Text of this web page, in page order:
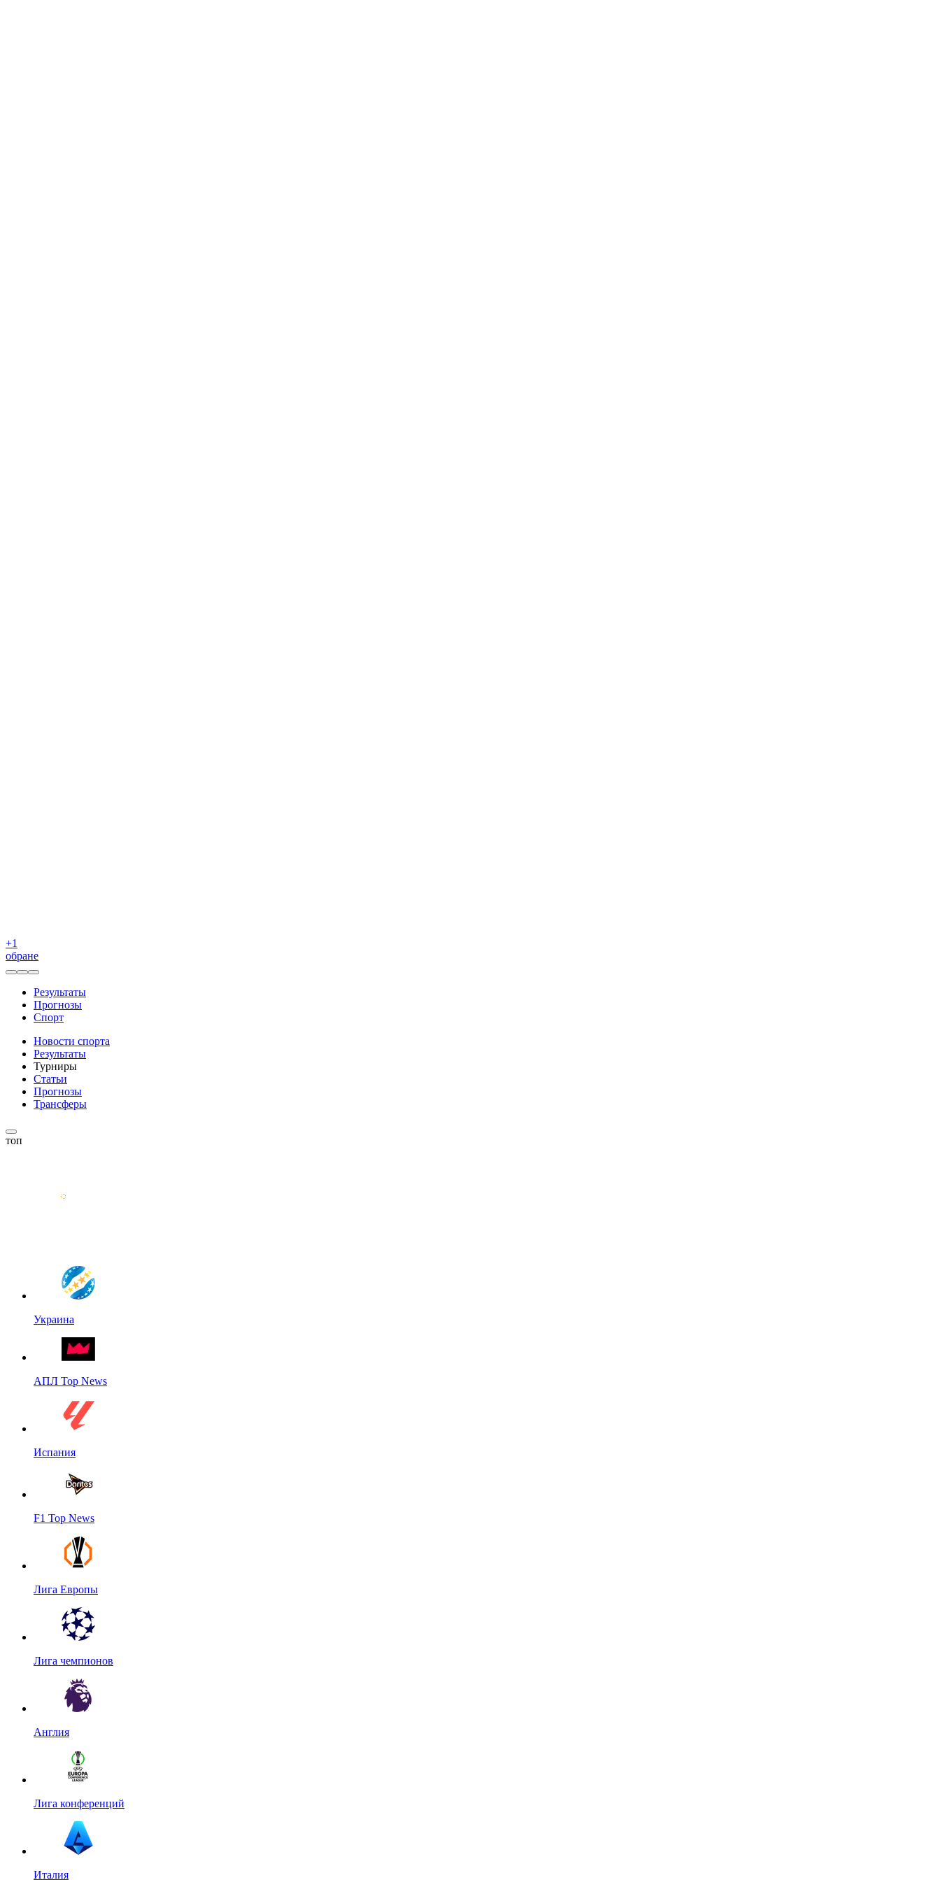
+1
обране
Результаты
Прогнозы
Спорт
Новости спорта
Результаты
Турниры
Статьи
Прогнозы
Трансферы
топ
Украина
АПЛ Top News
Испания
F1 Top News
Лига Европы
Лига чемпионов
Англия
Лига конференций
Италия